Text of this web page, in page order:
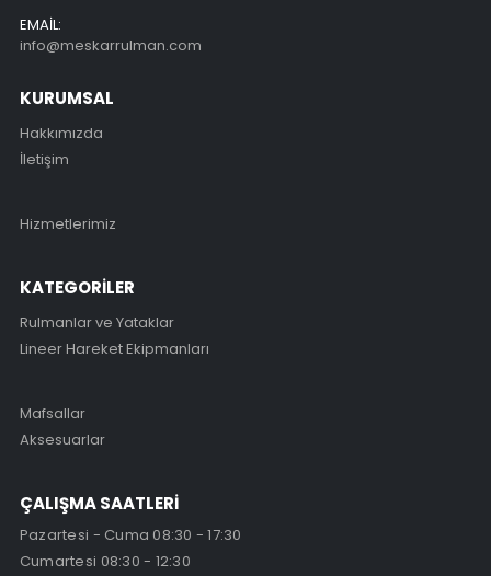
EMAIL:
info@meskarrulman.com
KURUMSAL
Hakkımızda
İletişim
Hizmetlerimiz
KATEGORİLER
Rulmanlar ve Yataklar
Lineer Hareket Ekipmanları
Mafsallar
Aksesuarlar
ÇALIŞMA SAATLERİ
Pazartesi - Cuma 08:30 - 17:30
Cumartesi 08:30 - 12:30